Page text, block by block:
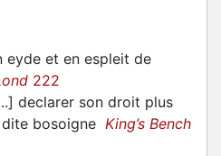
eyde et en espleit de
222
declarer son droit plus
bosoigne King’s Bench